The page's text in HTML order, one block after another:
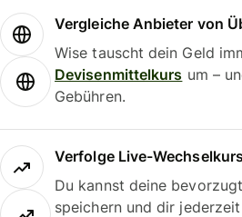
Vergleiche Anbieter von
Wise tauscht dein Geld
Devisenmittelkurs um –
Gebühren.
Verfolge Live-
Du kannst deine
speichern und dir